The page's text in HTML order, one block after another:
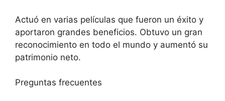
Actuó en varias películas que fueron un éxito y
aportaron grandes beneficios. Obtuvo un gran
reconocimiento en todo el mundo y aumentó su
patrimonio neto.
Preguntas frecuentes